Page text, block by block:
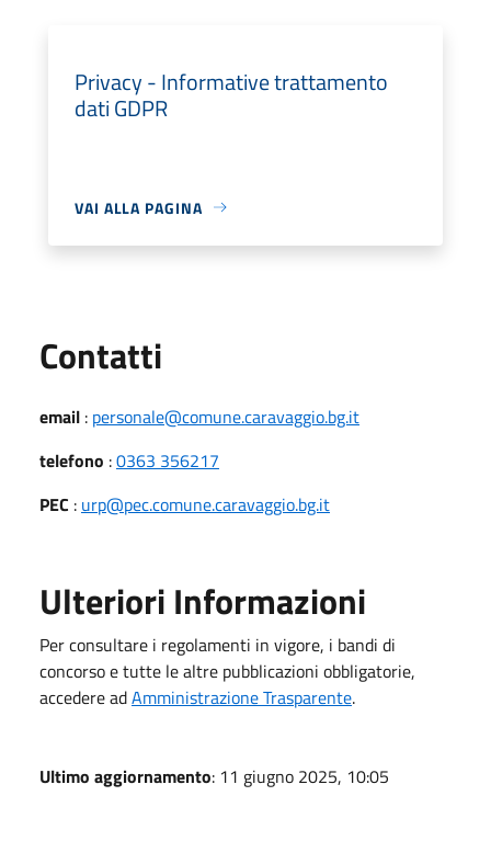
Privacy - Informative trattamento
dati GDPR
VAI ALLA PAGINA
Contatti
email : personale@comune.caravaggio.bg.it
telefono :0363 356217
PEC : urp@pec.comune.caravaggio.bg.it
Ulteriori Informazioni
Per consultare i regolamenti in vigore, i bandi di
concorso e tutte le altre pubblicazioni obbligatorie,
accedere adAmministrazione Trasparente.
Ultimo aggiornamento: 11 giugno 2025, 10:05